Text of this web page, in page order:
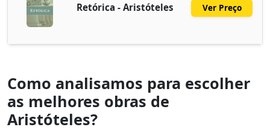
Retórica - Aristóteles Ver Preço
Como analisamos para escolher
as melhores obras de
Aristóteles?